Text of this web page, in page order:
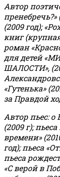
Автор
пренебречь?»
(2009 год);
книг
роман
для детей
ШАЛОСТИ»,
«Гутенька»
за Правдой
Автор пьес: о
(2009 г);
времени»
год); пьеса
пьеса
«С верой в